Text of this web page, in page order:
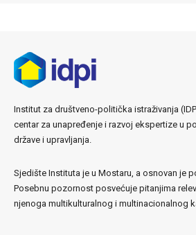
Institut za društveno-politička istraživanja
centar za unapređenje i razvoj ekspertize u
države i upravljanja.
Sjedište Instituta je u Mostaru, a osnovan je
Posebnu pozornost posvećuje pitanjima
njenoga multikulturalnog i multinacionalnog